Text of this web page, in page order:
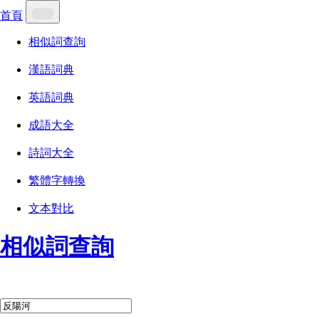
首頁
相似詞查詢
漢語詞典
英語詞典
成語大全
詩詞大全
繁體字轉換
文本對比
相似詞查詢